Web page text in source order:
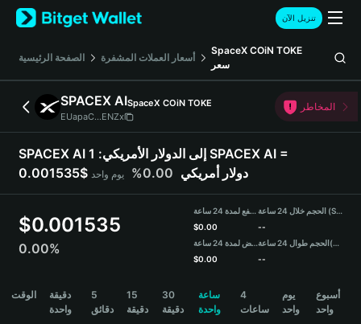
English
日本語
Русский
Español (Latinoamérica)
Türkçe
Deutsch
简体中文
Português (Portugal)
Bahasa Indonesia
বাংলা
تنزيل الآن
الصفحة الرئيسية أسعار العملات المشفرة
SpaceX COiN TOKE
سعر
SPACEX AISpaceX COiN TOKE
EUapaC...ENZx
المخاطر
SPACEX AI إلى الدولار الأمريكي: 1 SPACEX AI =
0.001535$ دولار أمريكي 0.00% يوم واحد
$0.001535
0.00%
مرتفع لمدة 24 ساعة
$0.00
منخفض لمدة 24 ساعة
$0.00
الحجم خلال 24 ساعة (SPACEX AI)
--
الحجم طوال 24 ساعة(USDT)
--
الوقت
دقيقة
واحدة
5
دقائق
15
دقيقة
30
دقيقة
ساعة
واحدة
4
ساعات
يوم
واحد
أسبوع
واحد